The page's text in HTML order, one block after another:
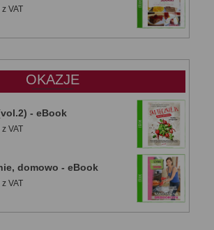
z VAT
OKAZJE
- eBook
zł.
z VAT
domowo - eBook
z VAT